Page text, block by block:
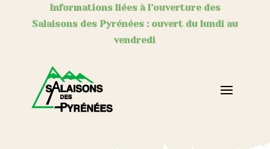
Informations liées à l’ouverture des
Salaisons des Pyrénées : ouvert du lundi au
vendredi